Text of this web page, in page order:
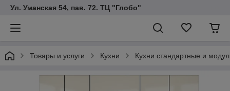
Ул. Уманская 54, пав. 72. ТЦ "Глобо"
Товары и услуги Кухни Кухни стандартные и